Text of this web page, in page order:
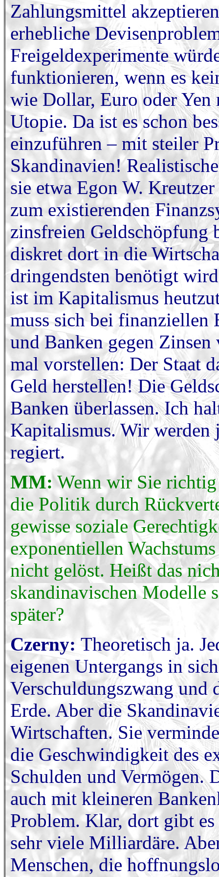
Zahlungsmittel
erhebliche
Freigeldexperimente
funktionieren, wenn es
wie Dollar, Euro oder Yen
Utopie. Da ist es schon
einzuführen – mit steiler
Skandinavien!
sie etwa Egon W.
zum existierenden
zinsfreien Geldschöpfung
diskret dort in die
dringendsten benötigt
ist im Kapitalismus
muss sich bei finanziellen
und Banken gegen
mal vorstellen: Der Staat
Geld herstellen! Die
Banken überlassen. Ich
Kapitalismus. Wir werden
regiert.
MM:Wenn wir Sie richtig
die Politik durch
gewisse soziale
exponentiellen
nicht gelöst. Heißt das
skandinavischen Modelle
später?
Czerny: Theoretisch ja.
eigenen Untergangs in
Verschuldungszwang und
Erde. Aber die
Wirtschaften. Sie
die Geschwindigkeit des
Schulden und Vermögen.
auch mit kleineren
Problem. Klar, dort gibt
sehr viele Milliardäre.
Menschen, die